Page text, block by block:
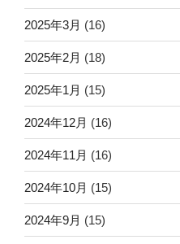
2025年3月 (16)
2025年2月 (18)
2025年1月 (15)
2024年12月 (16)
2024年11月 (16)
2024年10月 (15)
2024年9月 (15)